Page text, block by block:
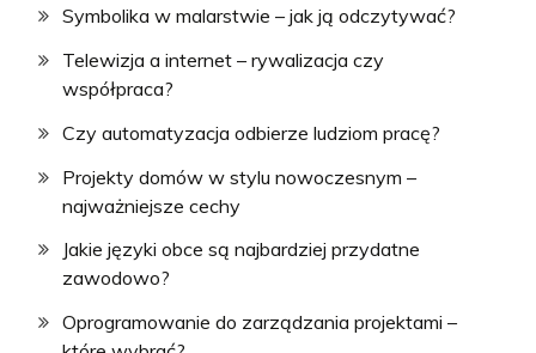
Symbolika w malarstwie – jak ją odczytywać?
Telewizja a internet – rywalizacja czy
współpraca?
Czy automatyzacja odbierze ludziom pracę?
Projekty domów w stylu nowoczesnym –
najważniejsze cechy
Jakie języki obce są najbardziej przydatne
zawodowo?
Oprogramowanie do zarządzania projektami –